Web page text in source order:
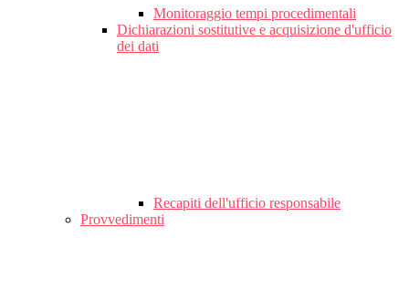
Monitoraggio tempi procedimentali
Dichiarazioni sostitutive e acquisizione d'ufficio
dei dati
Recapiti dell'ufficio responsabile
Provvedimenti